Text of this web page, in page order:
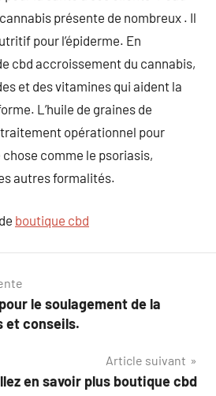
présente de nombreux . Il
pour l’épiderme. En
cbd accroissement du cannabis,
et des vitamines qui aident la
L’huile de graines de
opérationnel pour
chose comme le psoriasis,
autres formalités.
boutique cbd
le soulagement de la
et conseils.
Article suivant
en savoir plus boutique cbd